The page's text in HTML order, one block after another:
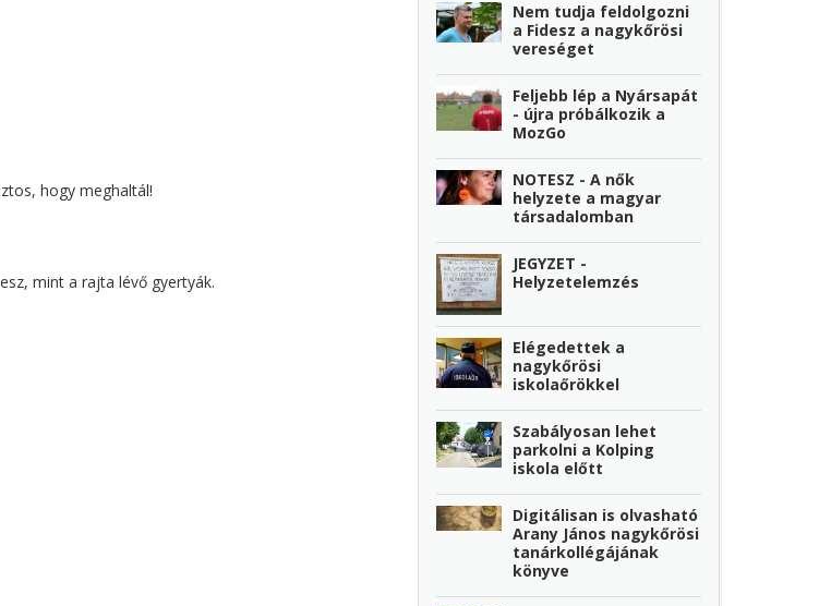
hogy meghaltál!
mint a rajta lévő gyertyák.
Nem tudja feldolgozni
a Fidesz a nagykőrösi
vereséget
Feljebb lép a Nyársapát
- újra próbálkozik a
MozGo
NOTESZ - A nők
helyzete a magyar
társadalomban
JEGYZET -
Helyzetelemzés
Elégedettek a
nagykőrösi
iskolaőrökkel
Szabályosan lehet
parkolni a Kolping
iskola előtt
Digitálisan is olvasható
Arany János nagykőrösi
tanárkollégájának
könyve